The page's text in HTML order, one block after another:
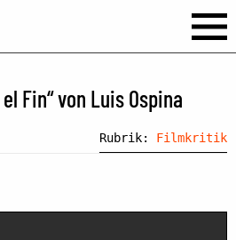
Fin“ von Luis Ospina
Rubrik: Filmkritik